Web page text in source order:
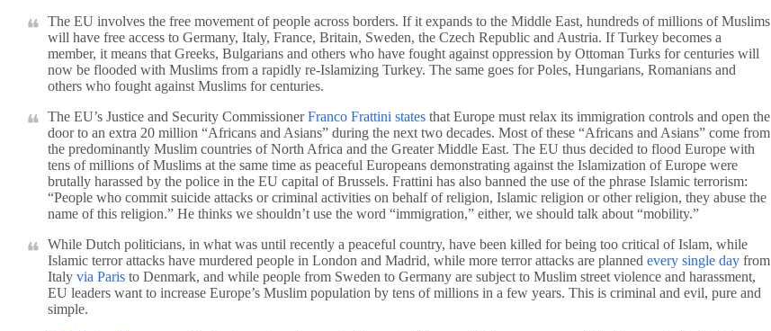
The EU involves the free movement of people across borders. If it expands to the Middle East, hundreds of millions of Muslims
will have free access to Germany, Italy, France, Britain, Sweden, the Czech Republic and Austria. If Turkey becomes a
member, it means that Greeks, Bulgarians and others who have fought against oppression by Ottoman Turks for centuries will
now be flooded with Muslims from a rapidly re-Islamizing Turkey. The same goes for Poles, Hungarians, Romanians and
others who fought against Muslims for centuries.
The EU’s Justice and Security CommissionerFranco Frattini states that Europe must relax its immigration controls and open the
door to an extra 20 million “Africans and Asians” during the next two decades. Most of these “Africans and Asians” come from
the predominantly Muslim countries of North Africa and the Greater Middle East. The EU thus decided to flood Europe with
tens of millions of Muslims at the same time as peaceful Europeans demonstrating against the Islamization of Europe were
brutally harassed by the police in the EU capital of Brussels. Frattini has also banned the use of the phrase Islamic terrorism:
“People who commit suicide attacks or criminal activities on behalf of religion, Islamic religion or other religion, they abuse the
name of this religion.” He thinks we shouldn’t use the word “immigration,” either, we should talk about “mobility.”
While Dutch politicians, in what was until recently a peaceful country, have been killed for being too critical of Islam, while
Islamic terror attacks have murdered people in London and Madrid, while more terror attacks are planned every single day from
Italy via Paris to Denmark, and while people from Sweden to Germany are subject to Muslim street violence and harassment,
EU leaders want to increase Europe’s Muslim population by tens of millions in a few years. This is criminal and evil, pure and
simple.